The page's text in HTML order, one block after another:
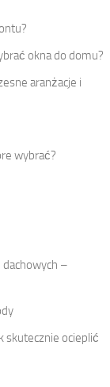
okna do domu?
aranżacje i
wybrać?
–
skutecznie ocieplić